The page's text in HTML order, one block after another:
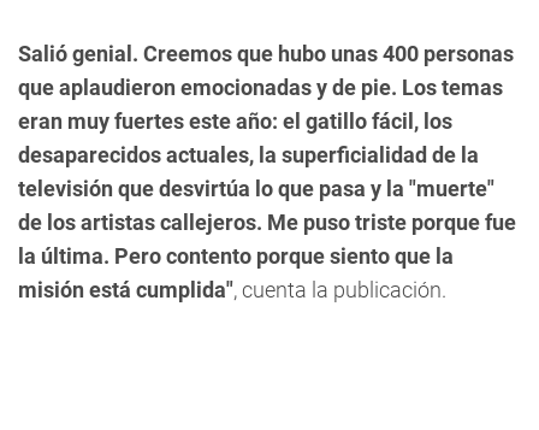
Salió genial. Creemos que hubo unas 400 personas
que aplaudieron emocionadas y de pie. Los temas
eran muy fuertes este año: el gatillo fácil, los
desaparecidos actuales, la superficialidad de la
televisión que desvirtúa lo que pasa y la "muerte"
de los artistas callejeros. Me puso triste porque fue
la última. Pero contento porque siento que la
misión está cumplida", cuenta la publicación.